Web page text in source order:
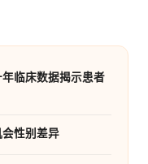
临床数据揭示患者
性别差异